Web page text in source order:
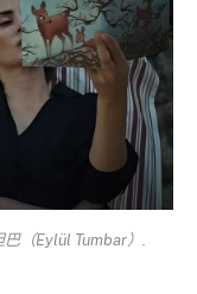
（Eylül Tumbar）.